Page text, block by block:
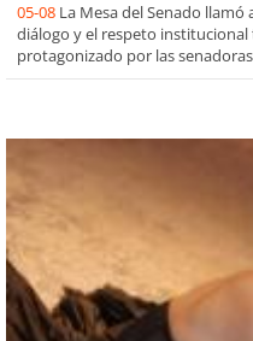
05-08 La Mesa del Senado
diálogo y el respeto
protagonizado por las